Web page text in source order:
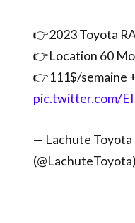
👉2023 Toyota
👉Location 60
👉111$/semaine
pic.twitter.com/
— Lachute Toyota
(@LachuteToyota)